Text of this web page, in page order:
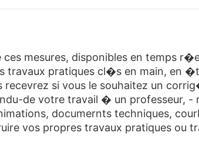
ces mesures, disponibles en temps
travaux pratiques cl�s en main,
recevrez si vous le souhaitez un
de votre travail � un professeur,
documernts techniques,
vos propres travaux pratiques ou